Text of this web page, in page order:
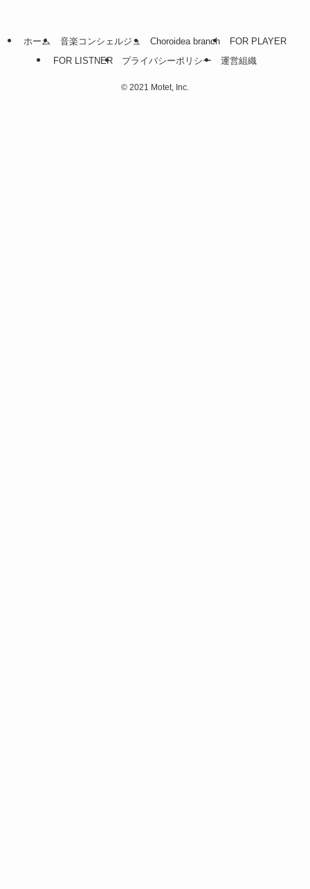
ホーム 音楽コンシェルジュ Choroidea branch
FOR PLAYER
FOR LISTNER
プライバシーポリシー 運営組織
© 2021 Motet, Inc.